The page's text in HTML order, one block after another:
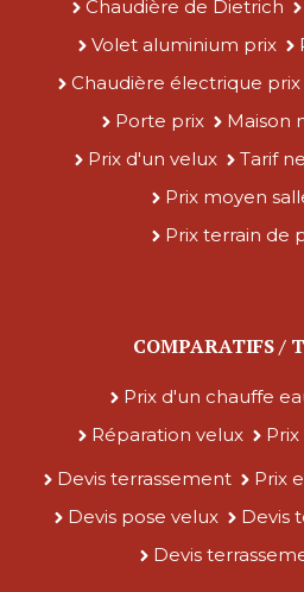
Chaudière de Dietrich
Volet aluminium prix
Chaudière électrique prix
Porte prix
Maison
Prix d'un velux
Tarif
Prix moyen
Prix terrain de
COMPARATIFS /
Prix d'un chauffe
Réparation velux
Devis terrassement
Prix
Devis pose velux
Devis
Devis